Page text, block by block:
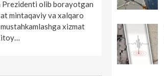
Prezidenti olib borayotgan
mintaqaviy va xalqaro
xizmat